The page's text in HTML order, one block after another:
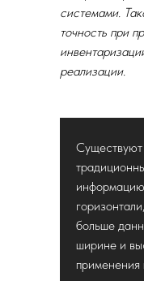
системами.
точность при
реализации.
Существуют
больше
ширине и
применения